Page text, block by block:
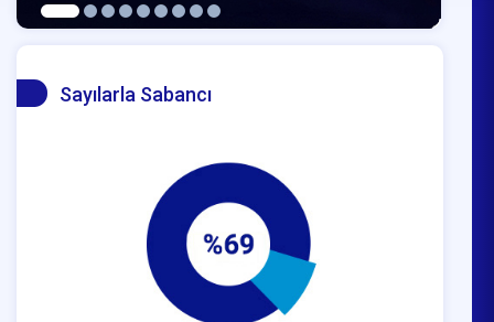
Sayılarla Sabancı